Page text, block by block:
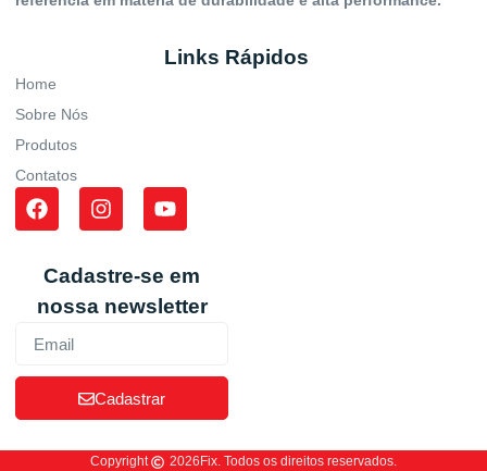
Links Rápidos
Home
Sobre Nós
Produtos
Contatos
Cadastre-se em
nossa newsletter
Cadastrar
Copyright 2026 Fix. Todos os direitos reservados.